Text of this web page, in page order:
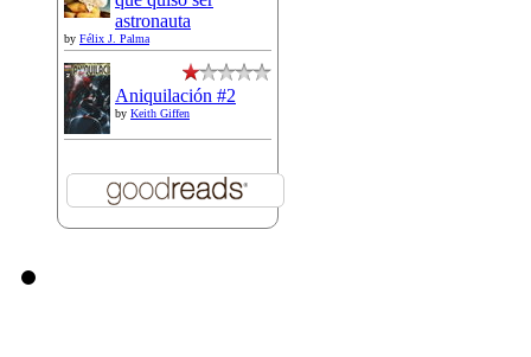
astronauta
by Félix J. Palma
Aniquilación #2
by Keith Giffen